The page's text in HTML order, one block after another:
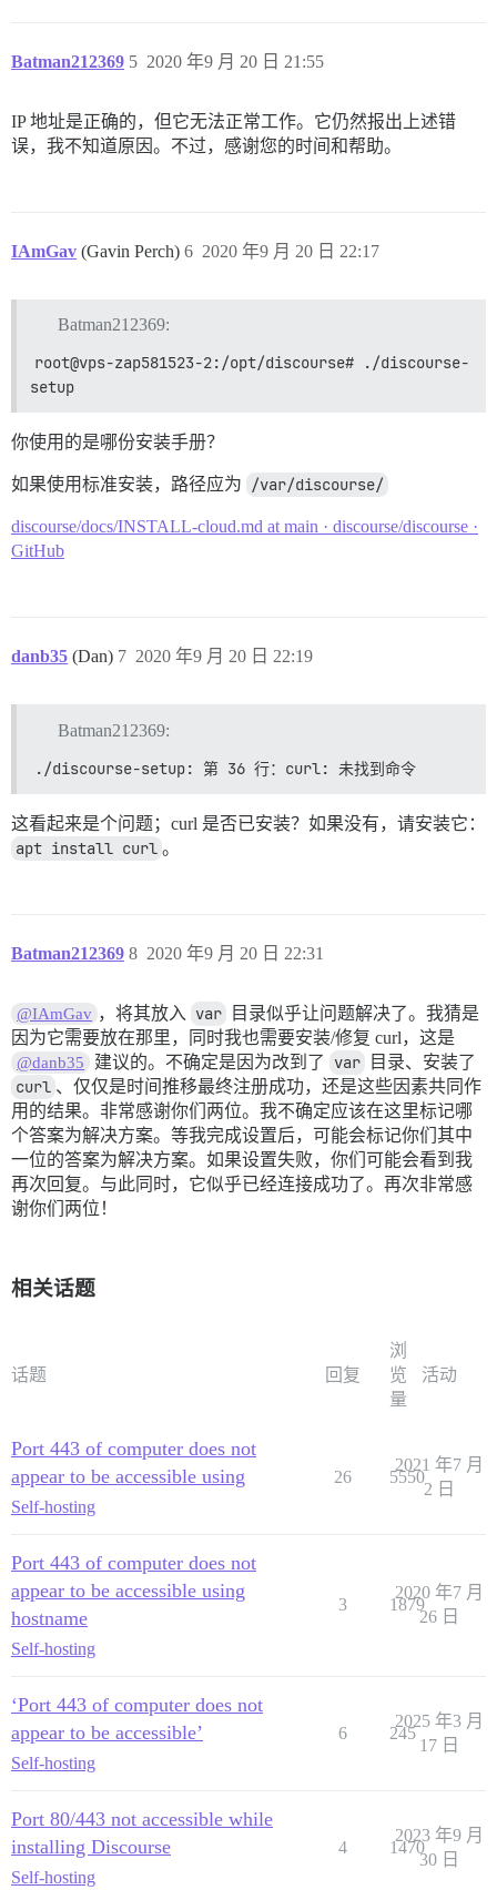
Batman212369 2020 年9 月 20 日 21:55
5
IP 地址是正确的，但它无法正常工作。它仍然报出上述错
误，我不知道原因。不过，感谢您的时间和帮助。
IAmGav (Gavin Perch) 2020 年9 月 20 日 22:17
6
Batman212369:
root@vps-zap581523-2:/opt/discourse# ./discourse-
setup
你使用的是哪份安装手册？
如果使用标准安装，路径应为 /var/discourse/
discourse/docs/INSTALL-cloud.md at main · discourse/discourse ·
GitHub
danb35 (Dan) 2020 年9 月 20 日 22:19
7
Batman212369:
./discourse-setup: 第 36 行：curl: 未找到命令
这看起来是个问题；curl 是否已安装？如果没有，请安装它：
apt install curl 。
Batman212369 2020 年9 月 20 日 22:31
8
@IAmGav ，将其放入 var
目录似乎让问题解决了。我猜是
因为它需要放在那里，同时我也需要安装/修复 curl，这是
@danb35 建议的。不确定是因为改到了 var 目录、安装了
curl 、仅仅是时间推移最终注册成功，还是这些因素共同作
用的结果。非常感谢你们两位。我不确定应该在这里标记哪
个答案为解决方案。等我完成设置后，可能会标记你们其中
一位的答案为解决方案。如果设置失败，你们可能会看到我
再次回复。与此同时，它似乎已经连接成功了。再次非常感
谢你们两位！
相关话题
话题 回复
浏
览
量
活动
Port 443 of computer does not
appear to be accessible using
Self-hosting
26 5550
2021 年7 月
2 日
Port 443 of computer does not
appear to be accessible using
hostname
Self-hosting
3 1879
2020 年7 月
26 日
‘Port 443 of computer does not
appear to be accessible’
Self-hosting
6 245
2025 年3 月
17 日
Port 80/443 not accessible while
installing Discourse
Self-hosting
4 1470
2023 年9 月
30 日